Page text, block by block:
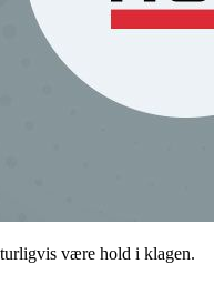
være hold i klagen.